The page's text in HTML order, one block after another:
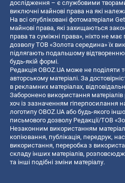
дослідження – є службовими творами
виключні майнові права на які
На всі опубліковані фотоматеріали
майнові права, які захищаються
права та суміжні права», ніхто не
дозволу ТОВ «Золота середина» їх
підлягають подальшому
будь-якій формі.
Редакція OBOZ.UA може не поділяти
авторському матеріалі. За
в рекламних матеріалах,
Заборонено використання
хоч із зазначенням гіперпосилання
логотипу OBOZ.UA або будь-якого
письмового дозволу Редакції/ТОВ
Незаконним використанням
копiювання, публiкацiя, передрук,
використання, переробка з
складу інших матеріалів,
та інші подібні зміни матеріалу.